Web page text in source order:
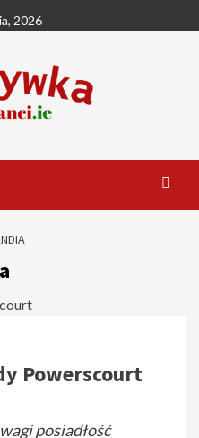
2026
Powerscourt
posiadłość